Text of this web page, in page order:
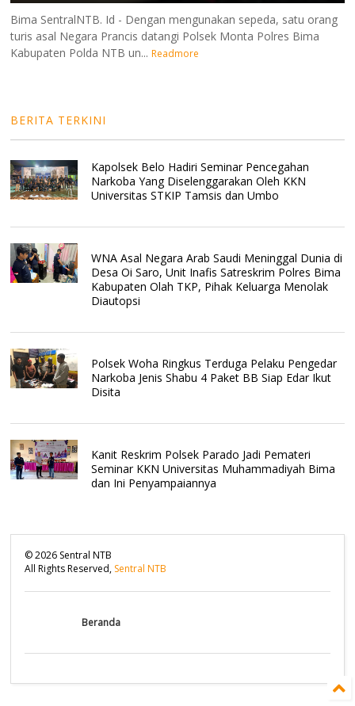
Bima SentralNTB. Id - Dengan mengunakan sepeda, satu orang
turis asal Negara Prancis datangi Polsek Monta Polres Bima
Kabupaten Polda NTB un... Readmore
BERITA TERKINI
Kapolsek Belo Hadiri Seminar Pencegahan
Narkoba Yang Diselenggarakan Oleh KKN
Universitas STKIP Tamsis dan Umbo
WNA Asal Negara Arab Saudi Meninggal Dunia di
Desa Oi Saro, Unit Inafis Satreskrim Polres Bima
Kabupaten Olah TKP, Pihak Keluarga Menolak
Diautopsi
Polsek Woha Ringkus Terduga Pelaku Pengedar
Narkoba Jenis Shabu 4 Paket BB Siap Edar Ikut
Disita
Kanit Reskrim Polsek Parado Jadi Pemateri
Seminar KKN Universitas Muhammadiyah Bima
dan Ini Penyampaiannya
©2026 Sentral NTB
All Rights Reserved, Sentral NTB
Beranda